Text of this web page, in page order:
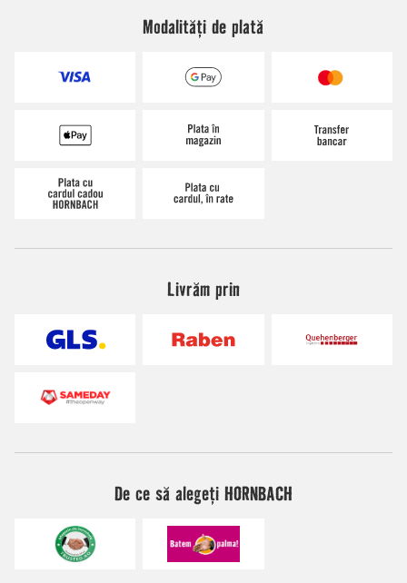
Modalități de plată
Livrăm prin
De ce să alegeți HORNBACH